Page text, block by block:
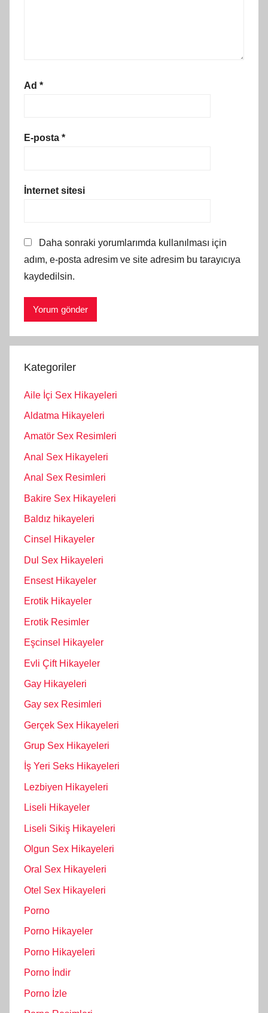
Ad *
E-posta *
İnternet sitesi
Daha sonraki yorumlarımda kullanılması için
adım, e-posta adresim ve site adresim bu tarayıcıya
kaydedilsin.
Kategoriler
Aile İçi Sex Hikayeleri
Aldatma Hikayeleri
Amatör Sex Resimleri
Anal Sex Hikayeleri
Anal Sex Resimleri
Bakire Sex Hikayeleri
Baldız hikayeleri
Cinsel Hikayeler
Dul Sex Hikayeleri
Ensest Hikayeler
Erotik Hikayeler
Erotik Resimler
Eşcinsel Hikayeler
Evli Çift Hikayeler
Gay Hikayeleri
Gay sex Resimleri
Gerçek Sex Hikayeleri
Grup Sex Hikayeleri
İş Yeri Seks Hikayeleri
Lezbiyen Hikayeleri
Liseli Hikayeler
Liseli Sikiş Hikayeleri
Olgun Sex Hikayeleri
Oral Sex Hikayeleri
Otel Sex Hikayeleri
Porno
Porno Hikayeler
Porno Hikayeleri
Porno İndir
Porno İzle